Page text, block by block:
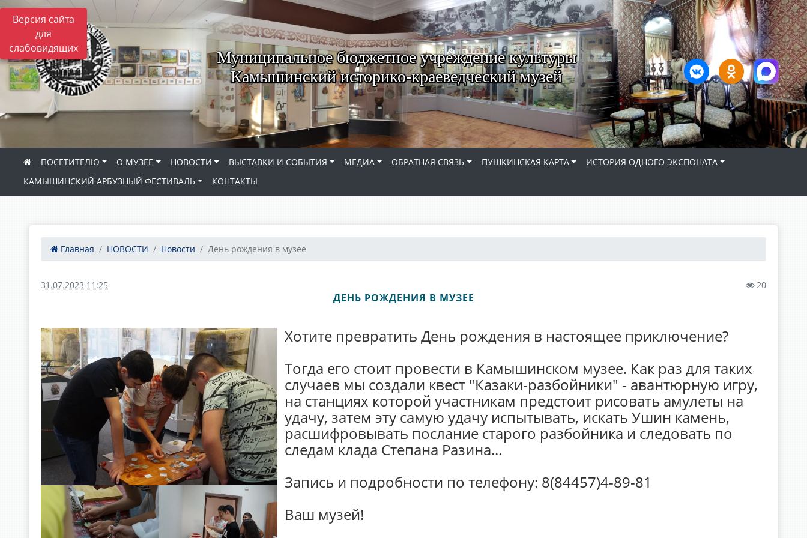
Версия сайта
для
слабовидящих
Муниципальное бюджетное учреждение культуры
Камышинский историко-краеведческий музей
ПОСЕТИТЕЛЮ О МУЗЕЕ НОВОСТИ ВЫСТАВКИ И СОБЫТИЯ МЕДИА ОБРАТНАЯ СВЯЗЬ ПУШКИНСКАЯ КАРТА
ИСТОРИЯ ОДНОГО ЭКСПОНАТА
КАМЫШИНСКИЙ АРБУЗНЫЙ ФЕСТИВАЛЬ
КОНТАКТЫ
Главная НОВОСТИ Новости День рождения в музее
31.07.2023 11:25 20
ДЕНЬ РОЖДЕНИЯ В МУЗЕЕ
Хотите превратить День рождения в настоящее приключение?
Тогда его стоит провести в Камышинском музее. Как раз для таких
случаев мы создали квест "Казаки-разбойники" - авантюрную игру,
на станциях которой участникам предстоит рисовать амулеты на
удачу, затем эту самую удачу испытывать, искать Ушин камень,
расшифровывать послание старого разбойника и следовать по
следам клада Степана Разина...
Запись и подробности по телефону: 8(84457)4-89-81
Ваш музей!